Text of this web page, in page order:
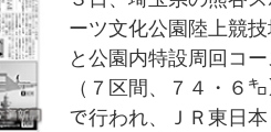
ーツ文化公園陸上競
と公園内特設周回コー
（７区間、７４・６㌔
で行われ、ＪＲ東日